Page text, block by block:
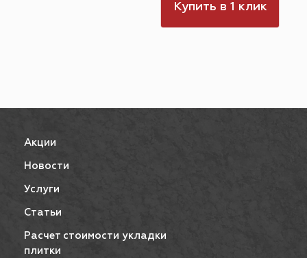
Купить в 1 клик
Акции
Новости
Услуги
Статьи
Расчет стоимости укладки
плитки